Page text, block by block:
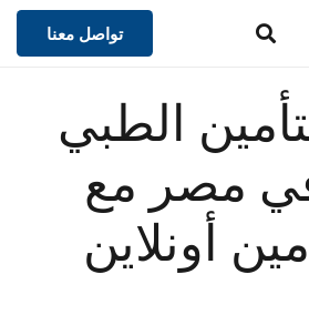
تواصل معنا
الطبي
في مصر مع
أونلاين